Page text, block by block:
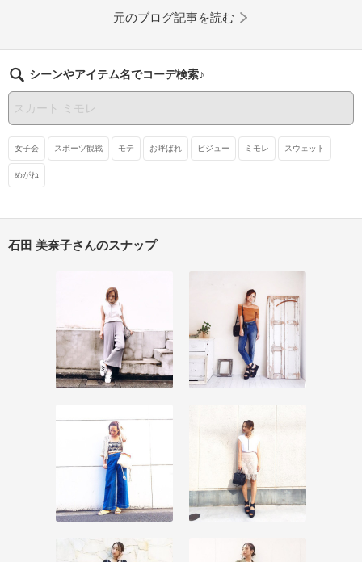
元のブログ記事を読む
シーンやアイテム名でコーデ検索♪
女子会 スポーツ観戦 モテ お呼ばれ ビジュー ミモレ スウェット
めがね
石田 美奈子さんのスナップ